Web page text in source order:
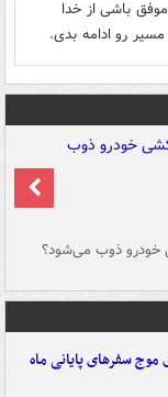
باشی از خدا
رو ادامه بدی.
خودرو ذوب می‌شود؟
موج سفرهای پایانی ماه